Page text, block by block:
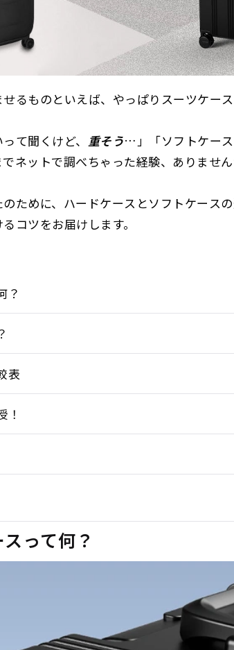
るものといえば、やっぱりスーツケース
て聞くけど、 重そう…」「ソフトケー
ネットで調べちゃった経験、ありません
ために、ハードケースとソフトケース
コツをお届けします。
？
表
！
って何？